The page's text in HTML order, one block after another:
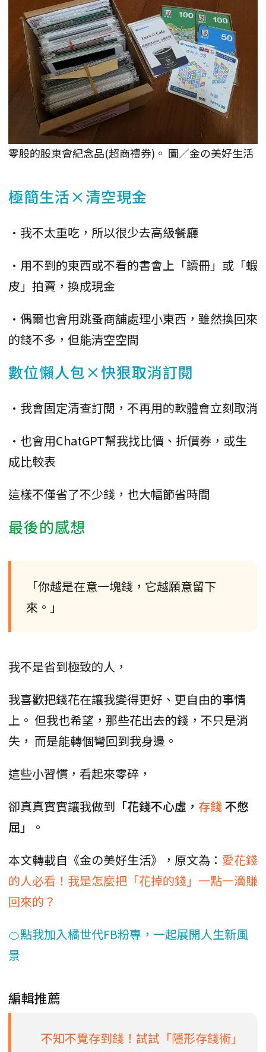
零股的股東會紀念品(超商禮券)。 圖／金の美好生活
極簡生活×清空現金
•我不太重吃，所以很少去高級餐廳
•用不到的東西或不看的書會上「讀冊」或「蝦
皮」拍賣，換成現金
•偶爾也會用跳蚤商舖處理小東西，雖然換回來
的錢不多，但能清空空間
數位懶人包×快狠取消訂閱
•我會固定清查訂閱，不再用的軟體會立刻取消
•也會用ChatGPT幫我找比價、折價券，或生
成比較表
這樣不僅省了不少錢，也大幅節省時間
最後的感想
「你越是在意一塊錢，它越願意留下
來。」
我不是省到極致的人，
我喜歡把錢花在讓我變得更好、更自由的事情
上。 但我也希望，那些花出去的錢，不只是消
失， 而是能轉個彎回到我身邊。
這些小習慣，看起來零碎，
卻真真實實讓我做到 「花錢不心虛， 存錢不憋
屈」
。
本文轉載自《金の美好生活》，原文為： ​愛花錢
的人必看！我是怎麼把「花掉的錢」一點一滴賺
回來的？
🍊點我加入橘世代FB粉專，一起展開人生新風
景
編輯推薦
不知不覺存到錢！試試「隱形存錢術」